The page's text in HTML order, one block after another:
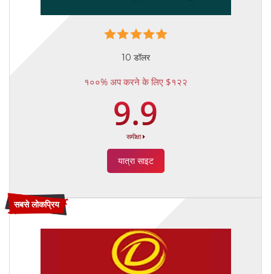
10 डॉलर
१००% अप करने के लिए $१२२
9.9
समीक्षा
यात्रा साइट
सबसे लोकप्रिय